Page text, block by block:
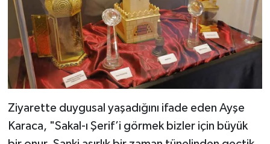
Ziyarette duygusal yaşadığını ifade eden Ayşe
Karaca, "Sakal-ı Şerif’i görmek bizler için büyük